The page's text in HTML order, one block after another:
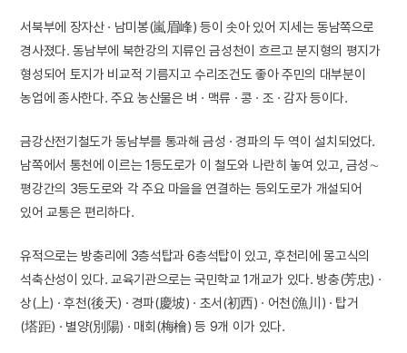
서북부에 장자산 · 남미봉(嵐眉峰) 등이 솟아 있어 지세는 동남쪽으로
경사졌다. 동남부에 북한강의 지류인 금성천이 흐르고 분지형의 평지가
형성되어 토지가 비교적 기름지고 수리조건도 좋아 주민의 대부분이
농업에 종사한다. 주요 농산물은 벼 · 맥류 · 콩 · 조 · 감자 등이다.
금강산전기철도가 동남부를 통과해 금성 · 경파의 두 역이 설치되었다.
남쪽에서 통천에 이르는 1등도로가 이 철도와 나란히 놓여 있고, 금성∼
평강간의 3등도로와 각 주요 마을을 연결하는 등외도로가 개설되어
있어 교통은 편리하다.
유적으로는 방충리에 3층석탑과 6층석탑이 있고, 후천리에 몽고식의
석축산성이 있다. 교육기관으로는 국민학교 1개교가 있다. 방충(芳忠) ·
상(上) · 후천(後天) · 경파(慶坡) · 초서(初西) · 어천(漁川) · 탑거
(塔距) · 별양(別陽) · 매회(梅檜) 등 9개 이가 있다.